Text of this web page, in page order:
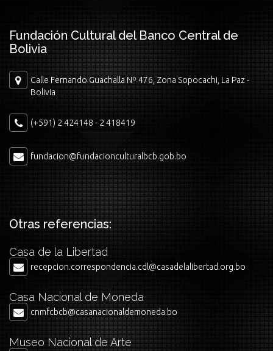
Fundación Cultural del Banco Central de
Bolivia
Calle Fernando Guachalla Nº 476, Zona Sopocachi, La Paz -
Bolivia
(+591) 2 424148 - 2 418419
fundacion@fundacionculturalbcb.gob.bo
Otras referencias:
Casa de la Libertad
recepcion.correspondencia.cdl@casadelalibertad.org.bo
Casa Nacional de Moneda
cnmfcbcb@casanacionaldemoneda.bo
Museo Nacional de Arte